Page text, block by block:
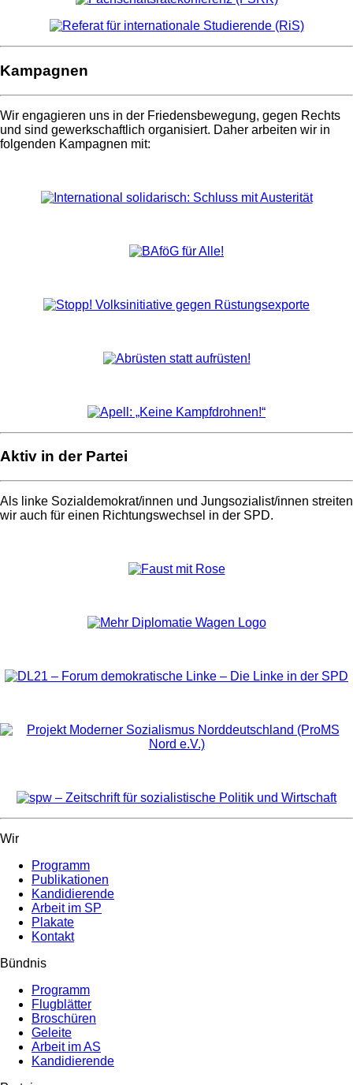
Kampagnen
Wir engagieren uns in der Friedensbewegung, gegen Rechts
und sind gewerkschaftlich organisiert. Daher arbeiten wir in
folgenden Kampagnen mit:
Aktiv in der Partei
Als linke Sozialdemokrat/innen und Jungsozialist/innen streiten
wir auch für einen Richtungswechsel in der SPD.
Wir
Programm
Publikationen
Kandidierende
Arbeit im SP
Plakate
Kontakt
Bündnis
Programm
Flugblätter
Broschüren
Geleite
Arbeit im AS
Kandidierende